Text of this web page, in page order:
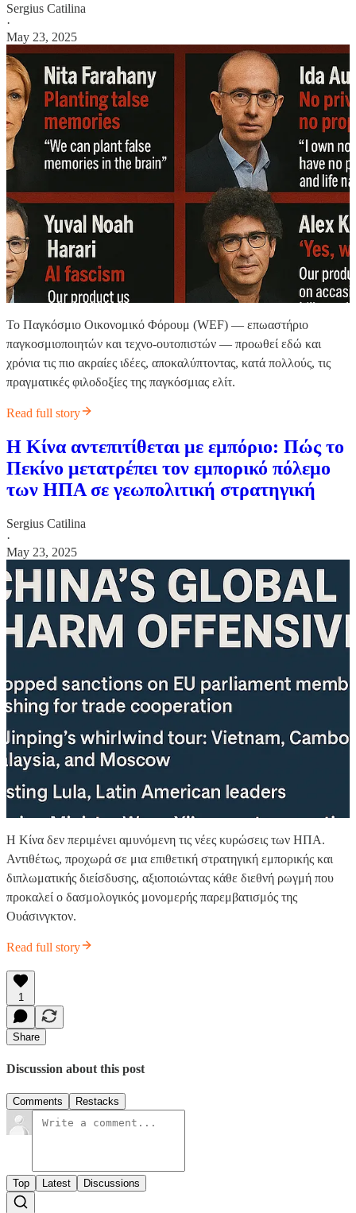
Sergius Catilina
·
May 23, 2025
Το Παγκόσμιο Οικονομικό Φόρουμ (WEF) — επωαστήριο
παγκοσμιοποιητών και τεχνο-ουτοπιστών — προωθεί εδώ και
χρόνια τις πιο ακραίες ιδέες, αποκαλύπτοντας, κατά πολλούς, τις
πραγματικές φιλοδοξίες της παγκόσμιας ελίτ.
Read full story
Η Κίνα αντεπιτίθεται με εμπόριο: Πώς το
Πεκίνο μετατρέπει τον εμπορικό πόλεμο
των ΗΠΑ σε γεωπολιτική στρατηγική
Sergius Catilina
·
May 23, 2025
Η Κίνα δεν περιμένει αμυνόμενη τις νέες κυρώσεις των ΗΠΑ.
Αντιθέτως, προχωρά σε μια επιθετική στρατηγική εμπορικής και
διπλωματικής διείσδυσης, αξιοποιώντας κάθε διεθνή ρωγμή που
προκαλεί ο δασμολογικός μονομερής παρεμβατισμός της
Ουάσινγκτον.
Read full story
1
Share
Discussion about this post
Comments Restacks
Top Latest Discussions